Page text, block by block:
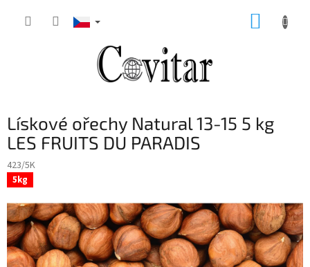
Lískové ořechy Natural 13-15 5 kg
LES FRUITS DU PARADIS
423/5K
5kg